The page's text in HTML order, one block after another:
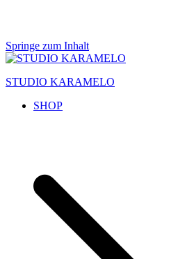
Springe zum Inhalt
STUDIO KARAMELO
SHOP